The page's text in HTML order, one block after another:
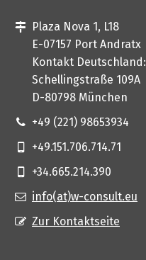
Plaza Nova 1, L18
E-07157 Port Andratx
Kontakt Deutschland:
Schellingstraße 109A
D-80798 München
+49 (221) 98653934
+49.151.706.714.71
+34.665.214.390
info(at)w-consult.eu
Zur Kontaktseite